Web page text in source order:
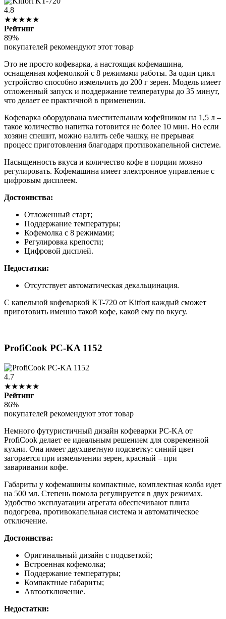
4.8
★★★★★
Рейтинг
89%
покупателей рекомендуют этот товар
Это не просто кофеварка, а настоящая кофемашина,
оснащенная кофемолкой с 8 режимами работы. За один цикл
устройство способно измельчить до 200 г зерен. Модель имеет
отложенный запуск и поддержание температуры до 35 минут,
что делает ее практичной в применении.
Кофеварка оборудована вместительным кофейником на 1,5 л –
такое количество напитка готовится не более 10 мин. Но если
хозяин спешит, можно налить себе чашку, не прерывая
процесс приготовления благодаря противокапельной системе.
Насыщенность вкуса и количество кофе в порции можно
регулировать. Кофемашина имеет электронное управление с
цифровым дисплеем.
Достоинства:
Отложенный старт;
Поддержание температуры;
Кофемолка с 8 режимами;
Регулировка крепости;
Цифровой дисплей.
Недостатки:
Отсутствует автоматическая декальцинация.
С капельной кофеваркой KT-720 от Kitfort каждый сможет
приготовить именно такой кофе, какой ему по вкусу.
ProfiCook PC-KA 1152
4.7
★★★★★
Рейтинг
86%
покупателей рекомендуют этот товар
Немного футуристичный дизайн кофеварки PC-KA от
ProfiCook делает ее идеальным решением для современной
кухни. Она имеет двухцветную подсветку: синий цвет
загорается при измельчении зерен, красный – при
заваривании кофе.
Габариты у кофемашины компактные, комплектная колба идет
на 500 мл. Степень помола регулируется в двух режимах.
Удобство эксплуатации агрегата обеспечивают плита
подогрева, противокапельная система и автоматическое
отключение.
Достоинства:
Оригинальный дизайн с подсветкой;
Встроенная кофемолка;
Поддержание температуры;
Компактные габариты;
Автоотключение.
Недостатки: